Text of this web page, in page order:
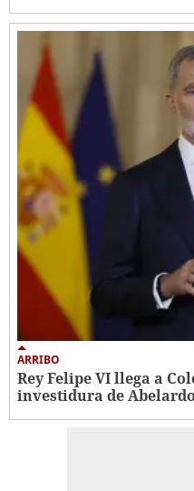
ARRIBO
Rey Felipe VI llega a
investidura de